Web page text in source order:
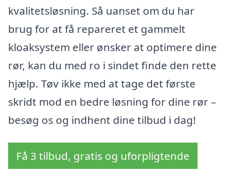
kvalitetsløsning. Så uanset om du har
brug for at få repareret et gammelt
kloaksystem eller ønsker at optimere dine
rør, kan du med ro i sindet finde den rette
hjælp. Tøv ikke med at tage det første
skridt mod en bedre løsning for dine rør –
besøg os og indhent dine tilbud i dag!
Få 3 tilbud, gratis og uforpligtende